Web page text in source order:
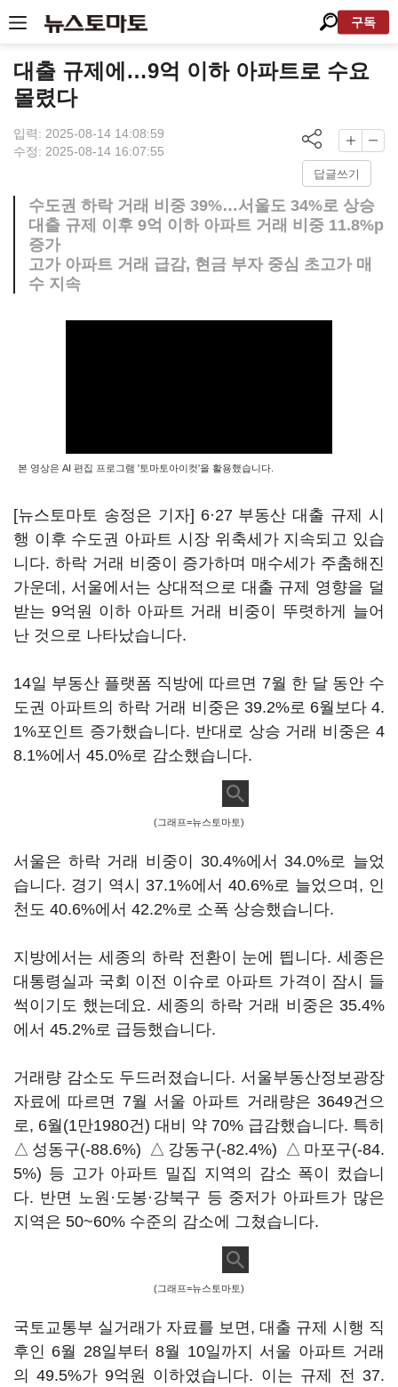
구독
대출 규제에…9억 이하 아파트로 수요
몰렸다
입력: 2025-08-14 14:08:59
수정: 2025-08-14 16:07:55
답글쓰기
수도권 하락 거래 비중 39%…서울도 34%로 상승
대출 규제 이후 9억 이하 아파트 거래 비중 11.8%p
증가
고가 아파트 거래 급감, 현금 부자 중심 초고가 매
수 지속
본 영상은 AI 편집 프로그램 '토마토아이컷'을 활용했습니다.
[뉴스토마토 송정은 기자] 6·27 부동산 대출 규제 시
행 이후 수도권 아파트 시장 위축세가 지속되고 있습
니다. 하락 거래 비중이 증가하며 매수세가 주춤해진
가운데, 서울에서는 상대적으로 대출 규제 영향을 덜
받는 9억원 이하 아파트 거래 비중이 뚜렷하게 늘어
난 것으로 나타났습니다.
14일 부동산 플랫폼 직방에 따르면 7월 한 달 동안 수
도권 아파트의 하락 거래 비중은 39.2%로 6월보다 4.
1%포인트 증가했습니다. 반대로 상승 거래 비중은 4
8.1%에서 45.0%로 감소했습니다.
(그래프=뉴스토마토)
서울은 하락 거래 비중이 30.4%에서 34.0%로 늘었
습니다. 경기 역시 37.1%에서 40.6%로 늘었으며, 인
천도 40.6%에서 42.2%로 소폭 상승했습니다.
지방에서는 세종의 하락 전환이 눈에 띕니다. 세종은
대통령실과 국회 이전 이슈로 아파트 가격이 잠시 들
썩이기도 했는데요. 세종의 하락 거래 비중은 35.4%
에서 45.2%로 급등했습니다.
거래량 감소도 두드러졌습니다. 서울부동산정보광장
자료에 따르면 7월 서울 아파트 거래량은 3649건으
로, 6월(1만1980건) 대비 약 70% 급감했습니다. 특히
△성동구(-88.6%) △강동구(-82.4%) △마포구(-84.
5%) 등 고가 아파트 밀집 지역의 감소 폭이 컸습니
다. 반면 노원·도봉·강북구 등 중저가 아파트가 많은
지역은 50~60% 수준의 감소에 그쳤습니다.
(그래프=뉴스토마토)
국토교통부 실거래가 자료를 보면, 대출 규제 시행 직
후인 6월 28일부터 8월 10일까지 서울 아파트 거래
의 49.5%가 9억원 이하였습니다. 이는 규제 전 37.